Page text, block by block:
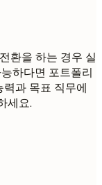
환을 하는 경우 실
하다면 포트폴리
과 목표 직무에
세요.